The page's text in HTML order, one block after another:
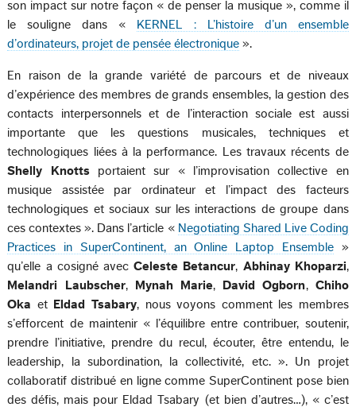
son impact sur notre façon « de penser la musique », comme il
le souligne dans «
KERNEL : L’histoire d’un ensemble
d’ordinateurs, projet de pensée électronique ».
En raison de la grande variété de parcours et de niveaux
d’expérience des membres de grands ensembles, la gestion des
contacts interpersonnels et de l’interaction sociale est aussi
importante que les questions musicales, techniques et
technologiques liées à la performance. Les travaux récents de
Shelly Knottsportaient sur « l’improvisation collective en
musique assistée par ordinateur et l’impact des facteurs
technologiques et sociaux sur les interactions de groupe dans
ces contextes ». Dans l’article « Negotiating Shared Live Coding
Practices in SuperContinent, an Online Laptop Ensemble»
qu’elle a cosigné avecCeleste Betancur, Abhinay Khoparzi,
Melandri Laubscher, Mynah Marie, David Ogborn, Chiho
Oka et Eldad Tsabary, nous voyons comment les membres
s’efforcent de maintenir « l’équilibre entre contribuer, soutenir,
prendre l’initiative, prendre du recul, écouter, être entendu, le
leadership, la subordination, la collectivité, etc. ». Un projet
collaboratif distribué en ligne comme SuperContinent pose bien
des défis, mais pour Eldad Tsabary (et bien d’autres…), « c’est